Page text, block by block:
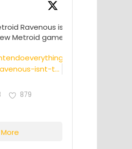
Ravenous isn’t
Metroid game on
rumor-
isnt-t...
879